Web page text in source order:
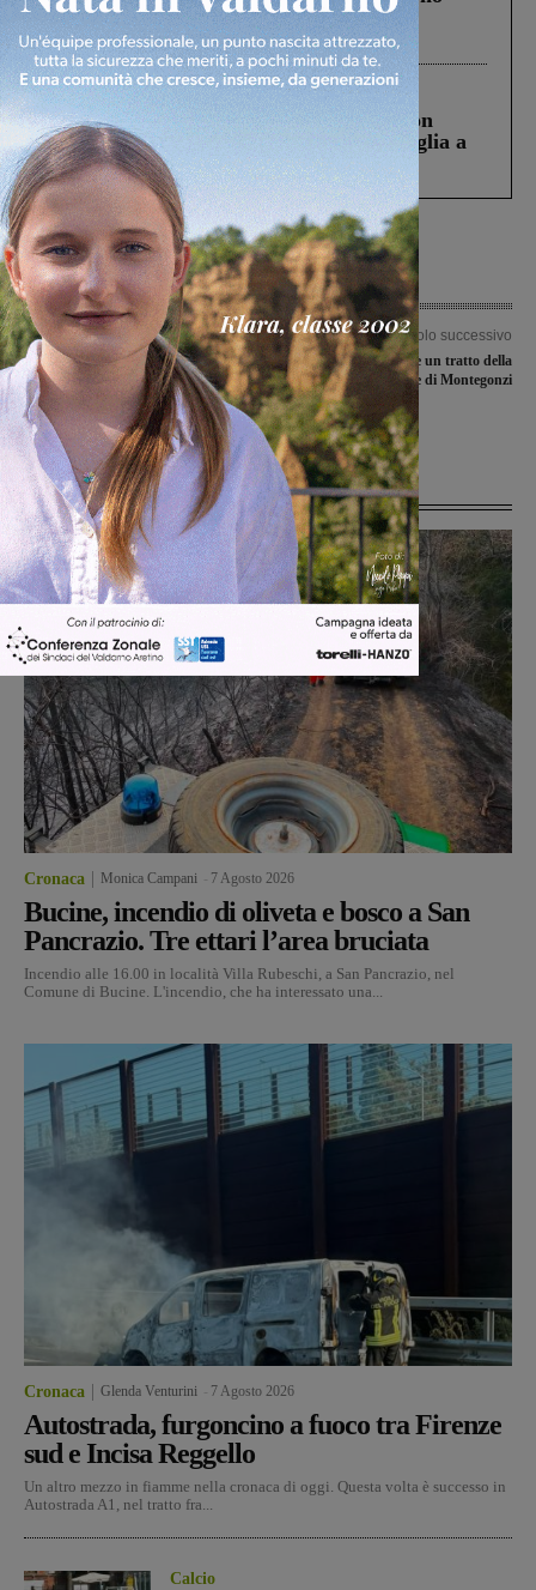
Gianni, Giulia e Franco. Lo schianto, il
processo, lo stop ai sorpassi fra tir....
Cronaca 3 Agosto 2026
Scomparso da una struttura di Castiglion
Fiorentino l’uomo che aveva ucciso la figlia a
Levane nel 2020
Articolo precedente
Aprivano conti correnti per riscuotere
assegni rubati. I carabinieri
denunciano quattro persone per
truffa
Articolo successivo
Manutenzione: chiude un tratto della
provinciale di Montegonzi
Ultime Notizie
Cronaca Monica Campani 7 Agosto 2026
Bucine, incendio di oliveta e bosco a San
Pancrazio. Tre ettari l’area bruciata
Incendio alle 16.00 in località Villa Rubeschi, a San Pancrazio, nel
Comune di Bucine. L'incendio, che ha interessato una...
Cronaca Glenda Venturini 7 Agosto 2026
Autostrada, furgoncino a fuoco tra Firenze
sud e Incisa Reggello
Un altro mezzo in fiamme nella cronaca di oggi. Questa volta è successo in
Autostrada A1, nel tratto fra...
Calcio